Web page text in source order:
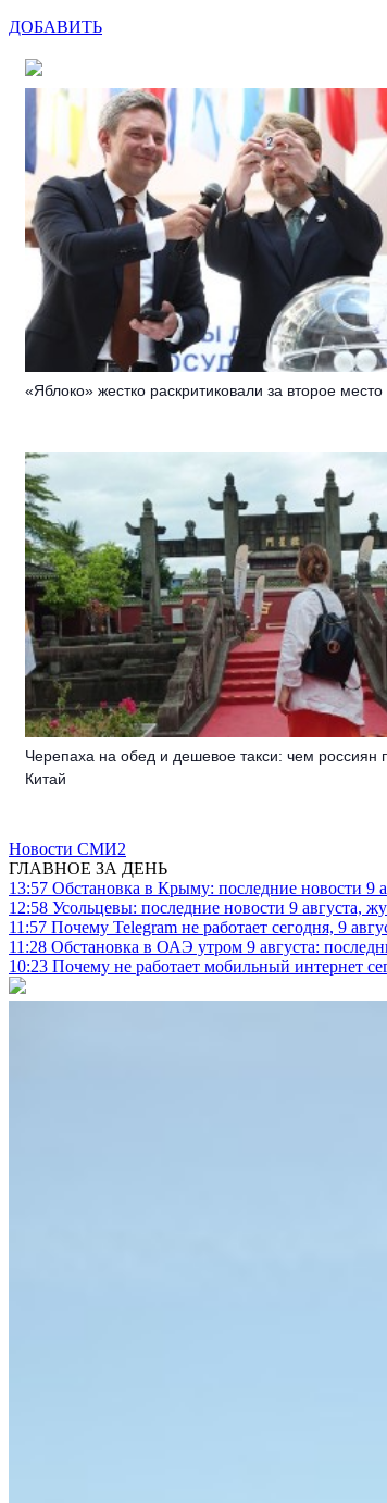
ДОБАВИТЬ
«Яблоко» жестко раскритиковали за второе
Черепаха на обед и дешевое такси: чем россиян
Китай
Новости СМИ2
ГЛАВНОЕ ЗА ДЕНЬ
13:57 Обстановка в Крыму: последние новости 9
12:58 Усольцевы: последние новости 9 августа,
11:57 Почему Telegram не работает сегодня, 9
11:28 Обстановка в ОАЭ утром 9 августа:
10:23 Почему не работает мобильный интернет